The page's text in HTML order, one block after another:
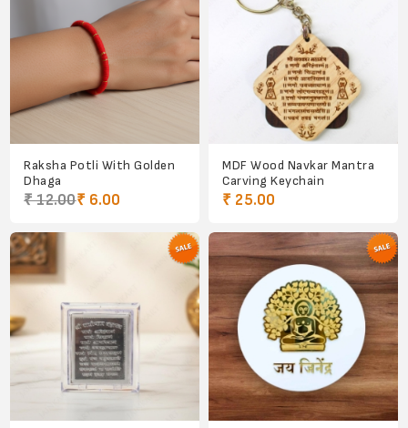
Raksha Potli With Golden
Dhaga
₹ 12.00₹ 6.00
MDF Wood Navkar Mantra
Carving Keychain
₹ 25.00